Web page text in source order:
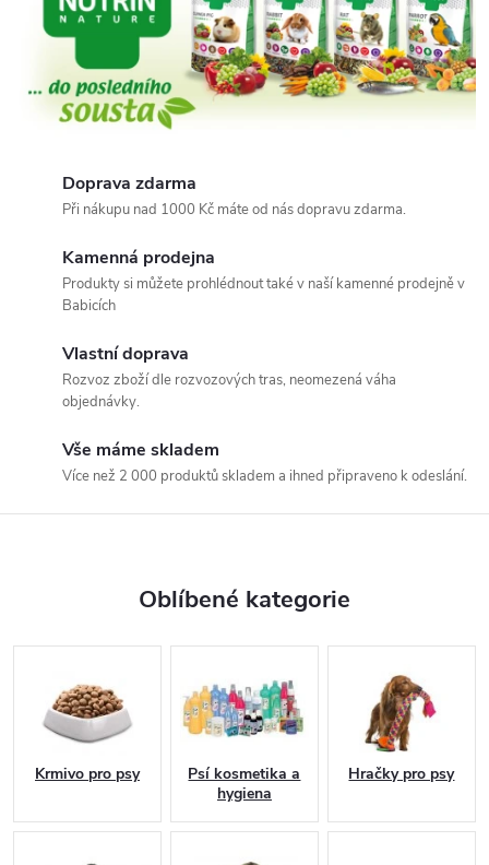
Doprava zdarma
Při nákupu nad 1000 Kč máte od nás dopravu zdarma.
Kamenná prodejna
Produkty si můžete prohlédnout také v naší kamenné prodejně v
Babicích
Vlastní doprava
Rozvoz zboží dle rozvozových tras, neomezená váha
objednávky.
Vše máme skladem
Více než 2 000 produktů skladem a ihned připraveno k odeslání.
Oblíbené kategorie
Krmivo pro psy
Psí kosmetika a
hygiena
Hračky pro psy